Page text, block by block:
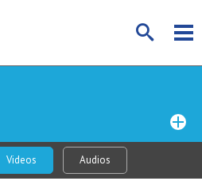
Videos Audios